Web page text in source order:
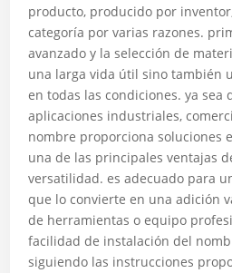
producto, producido por
categoría por varias razones.
avanzado y la selección de
una larga vida útil sino también
en todas las condiciones. ya sea
aplicaciones industriales,
nombre proporciona soluciones
una de las principales ventajas
versatilidad. es adecuado para
que lo convierte en una adición
de herramientas o equipo
facilidad de instalación del
siguiendo las instrucciones